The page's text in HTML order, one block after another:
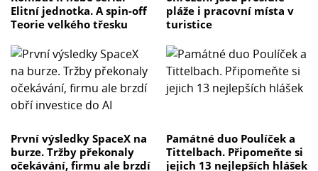
Elitní jednotka. A spin-off
Teorie velkého třesku
pláže i pracovní místa v
turistice
První výsledky SpaceX na
burze. Tržby překonaly
očekávání, firmu ale brzdí
Památné duo Poulíček a
Tittelbach. Připomeňte si
jejich 13 nejlepších hlášek